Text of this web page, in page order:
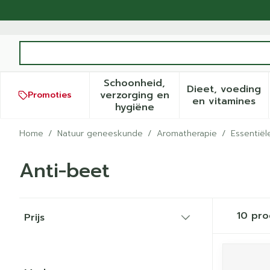
Promoties
Schoonheid,
verzorging en
hygiëneToon submenu voor
Dieet, voeding
en vitamines
Toon
Home / Natuur geneeskunde / Aromatherapie /
Anti-beet
Prijs
10